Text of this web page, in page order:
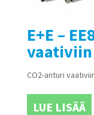
E+E –
vaativiin
CO2-anturi
LUE LISÄÄ